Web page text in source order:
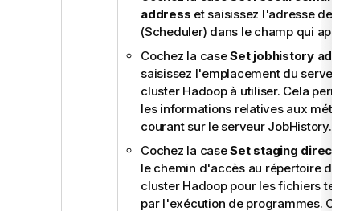
address et saisissez l'adresse de
(Scheduler) dans le champ qui
Cochez la caseSet jobhistory
saisissez l'emplacement du serveur
cluster Hadoop à utiliser. Cela permet
les informations relatives aux
courant sur le serveur JobHistory.
Cochez la caseSet staging directory
le chemin d'accès au répertoire défini
cluster Hadoop pour les fichiers
par l'exécution de programmes. Ce